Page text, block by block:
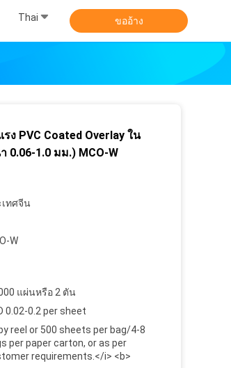
Thai ขออ้าง
ง PVC Coated Overlay ใน
1.0 มม.) MCO-W
ทศจีน
W
แผ่นหรือ 2 ตัน
0.02-0.2 per sheet
reel or 500 sheets per bag/4-8
per paper carton, or as per
requirements.</i> <b>